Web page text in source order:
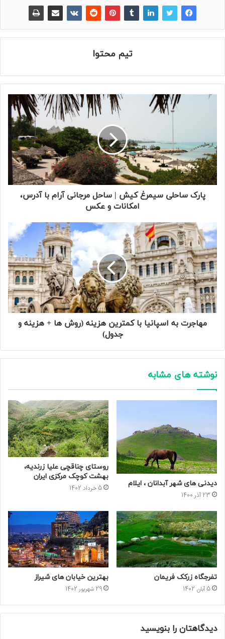
تیم محتوا
پارک ساحلی سیمرغ کیش | ساحل مرجانی آرام با آدرس،
امکانات و عکس
مهاجرت به اسپانیا با کمترین هزینه (روش ها + هزینه و
جدول)
نوشته های مشابه
دیدنی های شهر آبدانان ، ایلام
23 آذر 1400
روستای چناقچی علیا زرندیه،
بهشت کوچک مرکزی ایران
5 خرداد 1402
تفرجگاه زرکک فریمان
5 آبان 1402
بهترین خیابان‌ های شیراز
29 شهریور 1402
دیدگاهتان را بنویسید